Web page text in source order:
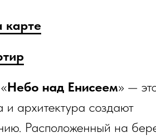
карте
«Небо над Енисеем» —
и архитектура создают
Расположенный на